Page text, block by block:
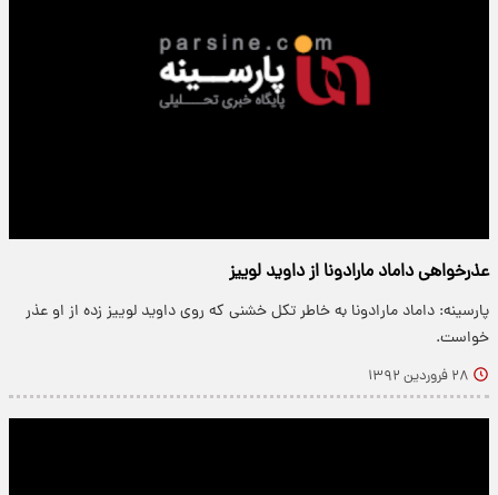
عذرخواهی داماد مارادونا از داوید لوییز
پارسینه: داماد مارادونا به خاطر تکل خشنی که روی داوید لوییز زده از او عذر
خواست.
۲۸ فروردین ۱۳۹۲